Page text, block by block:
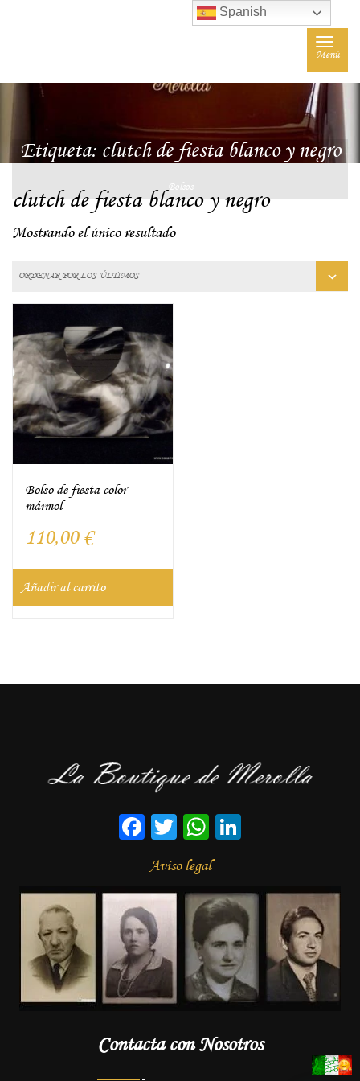
Toggle
Menú
Etiqueta: clutch de fiesta blanco y negro
Bolsos
clutch de fiesta blanco y negro
Mostrando el único resultado
Bolso de fiesta color
mármol
110,00 €
Añadir al carrito
Facebook
TwitterWhatsApp
Aviso legal
Contacta con Nosotros
Spanish